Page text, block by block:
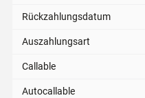
Rückzahlungsdatum
Auszahlungsart
Callable
Autocallable